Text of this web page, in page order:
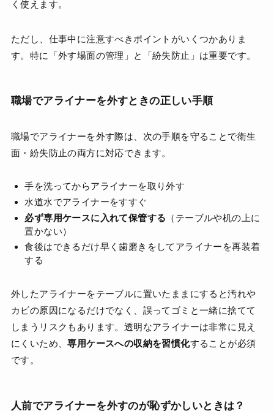
く使えます。
ただし、仕事中に注意すべきポイントがいくつかありま
す。特に「外す場面の管理」と「紛失防止」は重要です。
職場でアライナーを外すときの正しい手順
職場でアライナーを外す際は、次の手順を守ることで衛生
面・紛失防止の両方に対応できます。
手を洗ってからアライナーを取り外す
水道水でアライナーをすすぐ
必ず専用ケースに入れて保管する （テーブルや机の上に
置かない）
食後はできるだけ早く歯磨きをしてアライナーを再装着
する
外したアライナーをテーブルに置いたままにすると汚れや
カビの原因になるだけでなく、誤ってゴミと一緒に捨てて
しまうリスクもあります。透明なアライナーは非常に見え
にくいため、専用ケースへの収納を習慣化することが必須
です。
人前でアライナーを外すのが恥ずかしいときは？